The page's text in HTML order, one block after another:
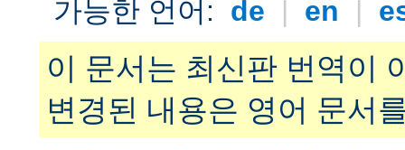
가능한 언어: de | en |
이 문서는 최신판 번역이
변경된 내용은 영어 문서